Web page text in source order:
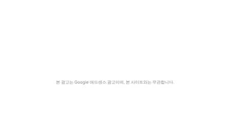
본 광고는 Google 애드센스 광고이며, 본 사이트와는 무관합니다.